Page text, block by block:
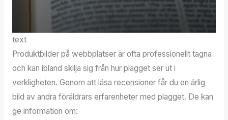
text
Produktbilder på webbplatser är ofta professionellt tagna
och kan ibland skilja sig från hur plagget ser ut i
verkligheten. Genom att läsa recensioner får du en ärlig
bild av andra föräldrars erfarenheter med plagget. De kan
ge information om: